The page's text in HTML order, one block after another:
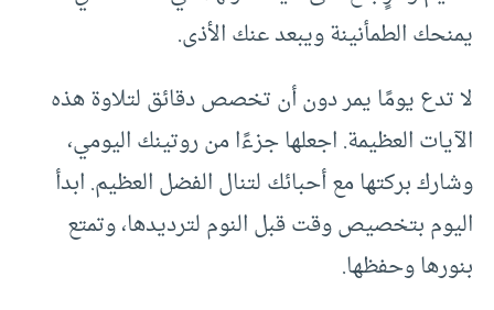
يمنحك الطمأنينة ويبعد عنك الأذى.
لا تدع يومًا يمر دون أن تخصص دقائق لتلاوة هذه
الآيات العظيمة. اجعلها جزءًا من روتينك اليومي،
وشارك بركتها مع أحبائك لتنال الفضل العظيم. ابدأ
اليوم بتخصيص وقت قبل النوم لترديدها، وتمتع
بنورها وحفظها.